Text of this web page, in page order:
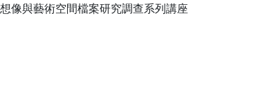
像與藝術空間檔案研究調查系列講座